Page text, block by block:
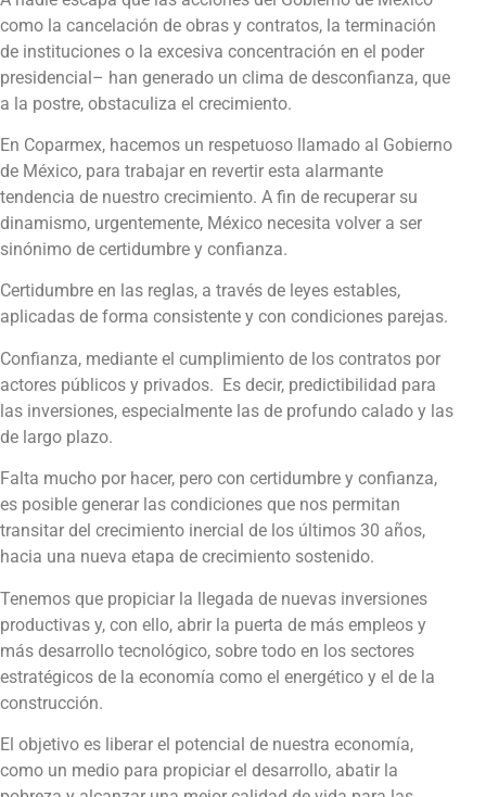
como la cancelación de obras y contratos, la terminación
de instituciones o la excesiva concentración en el poder
presidencial– han generado un clima de desconfianza, que
a la postre, obstaculiza el crecimiento.
En Coparmex, hacemos un respetuoso llamado al Gobierno
de México, para trabajar en revertir esta alarmante
tendencia de nuestro crecimiento. A fin de recuperar su
dinamismo, urgentemente, México necesita volver a ser
sinónimo de certidumbre y confianza.
Certidumbre en las reglas, a través de leyes estables,
aplicadas de forma consistente y con condiciones parejas.
Confianza, mediante el cumplimiento de los contratos por
actores públicos y privados. Es decir, predictibilidad para
las inversiones, especialmente las de profundo calado y las
de largo plazo.
Falta mucho por hacer, pero con certidumbre y confianza,
es posible generar las condiciones que nos permitan
transitar del crecimiento inercial de los últimos 30 años,
hacia una nueva etapa de crecimiento sostenido.
Tenemos que propiciar la llegada de nuevas inversiones
productivas y, con ello, abrir la puerta de más empleos y
más desarrollo tecnológico, sobre todo en los sectores
estratégicos de la economía como el energético y el de la
construcción.
El objetivo es liberar el potencial de nuestra economía,
como un medio para propiciar el desarrollo, abatir la